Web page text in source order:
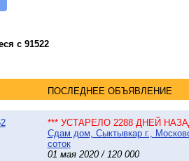
с 91522
ПОСЛЕДНЕЕ ОБЪЯВЛЕНИЕ
*** УСТАРЕЛО 2288 ДНЕЙ
Сдам дом, Сыктывкар г.,
соток
01 мая 2020 / 120 000